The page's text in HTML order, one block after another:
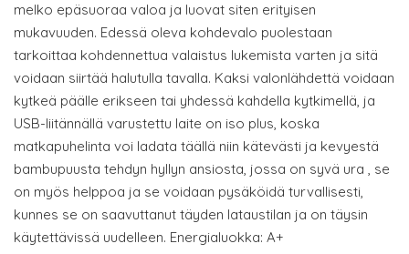
melko epäsuoraa valoa ja luovat siten erityisen
mukavuuden. Edessä oleva kohdevalo puolestaan
tarkoittaa kohdennettua valaistus lukemista varten ja sitä
voidaan siirtää halutulla tavalla. Kaksi valonlähdettä voidaan
kytkeä päälle erikseen tai yhdessä kahdella kytkimellä, ja
USB-liitännällä varustettu laite on iso plus, koska
matkapuhelinta voi ladata täällä niin kätevästi ja kevyestä
bambupuusta tehdyn hyllyn ansiosta, jossa on syvä ura , se
on myös helppoa ja se voidaan pysäköidä turvallisesti,
kunnes se on saavuttanut täyden lataustilan ja on täysin
käytettävissä uudelleen. Energialuokka: A+